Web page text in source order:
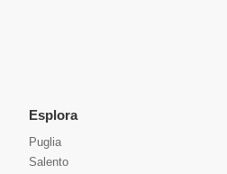
Esplora
Puglia
Salento